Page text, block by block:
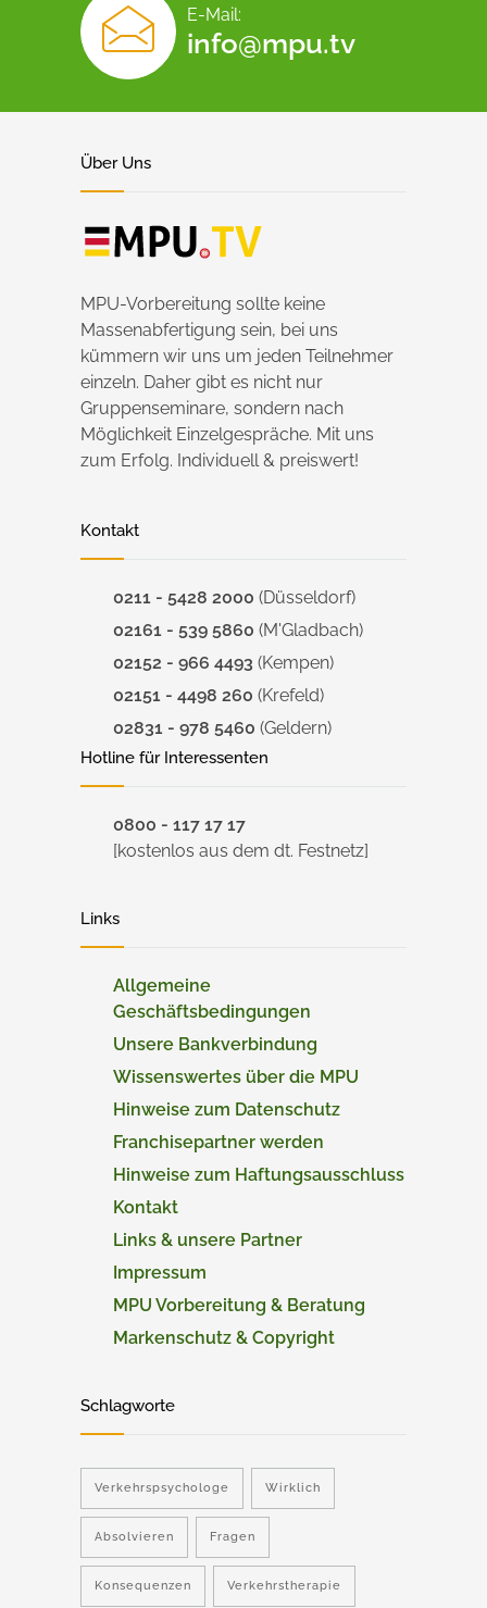
E-Mail:
info@mpu.tv
Über Uns
MPU-Vorbereitung sollte keine
Massenabfertigung sein, bei uns
kümmern wir uns um jeden Teilnehmer
einzeln. Daher gibt es nicht nur
Gruppenseminare, sondern nach
Möglichkeit Einzelgespräche. Mit uns
zum Erfolg. Individuell & preiswert!
Kontakt
0211 - 5428 2000 (Düsseldorf)
02161 - 539 5860 (M'Gladbach)
02152 - 966 4493 (Kempen)
02151 - 4498 260 (Krefeld)
02831 - 978 5460 (Geldern)
Hotline für Interessenten
0800 - 117 17 17
[kostenlos aus dem dt. Festnetz]
Links
Allgemeine
Geschäftsbedingungen
Unsere Bankverbindung
Wissenswertes über die MPU
Hinweise zum Datenschutz
Franchisepartner werden
Hinweise zum Haftungsausschluss
Kontakt
Links & unsere Partner
Impressum
MPU Vorbereitung & Beratung
Markenschutz & Copyright
Schlagworte
Verkehrspsychologe Wirklich
Absolvieren Fragen
Konsequenzen Verkehrstherapie